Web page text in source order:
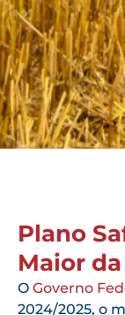
Plano
Maior
O Governo
2024/2025, o